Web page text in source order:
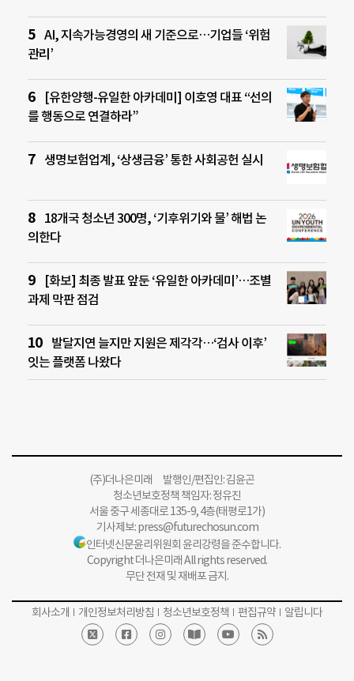
AI, 지속가능경영의 새 기준으로…기업들 ‘위험
관리’
[유한양행-유일한 아카데미] 이호영 대표 “선의
를 행동으로 연결하라”
생명보험업계, ‘상생금융’ 통한 사회공헌 실시
18개국 청소년 300명, ‘기후위기와 물’ 해법 논
의한다
[화보] 최종 발표 앞둔 ‘유일한 아카데미’…조별
과제 막판 점검
발달지연 늘지만 지원은 제각각…‘검사 이후’
잇는 플랫폼 나왔다
(주)더나은미래 발행인/편집인: 김윤곤
청소년보호정책 책임자: 정유진
서울 중구 세종대로 135-9, 4층(태평로1가)
기사제보:press@futurechosun.com
인터넷신문윤리위원회 윤리강령을 준수합니다.
Copyright 더나은미래 All rights reserved.
무단 전재 및 재배포 금지.
회사소개 개인정보처리방침 청소년보호정책 편집규약 알립니다